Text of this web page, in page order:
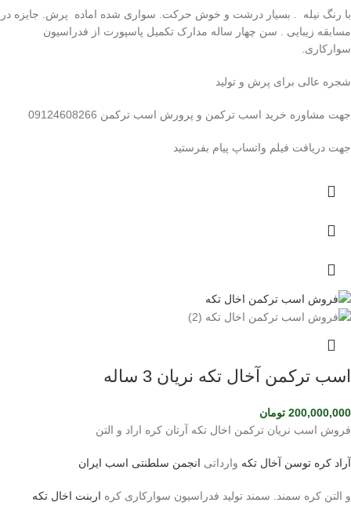
با رنگ نیله . بسیار درشت و خوش حرکت. سواری شده اماده پرش. جایزه در
مسابقه زیبایی . سن چهار ساله مدارک تکمیل پاسپورت از فدراسیون
سوارکاری.
شجره عالی برای پرش و تولید
جهت مشاوره خرید اسب ترکمن و پرورش اسب ترکمن 09124608266
جهت دریافت فیلم واتساپ پیام بفرستید
اسب ترکمن آخال تکه نریان 3 ساله
200,000,000 تومان
فروش اسب نریان ترکمن اخال تکه آرتان کره اراد و التن
آراد کره توسن آخال تکه وارداتی انجمن سلطنتی اسب ایران
و التن کره سمند. سمند تولید فدراسیون سوارکاری کره اربنت اخال تکه